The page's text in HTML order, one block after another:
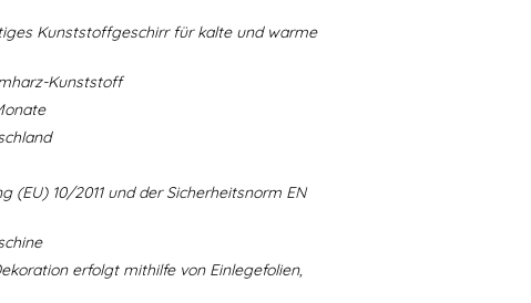
Kunststoffgeschirr für kalte und warme
Kunststoff
(EU) 10/2011 und der Sicherheitsnorm EN
erfolgt mithilfe von Einlegefolien,